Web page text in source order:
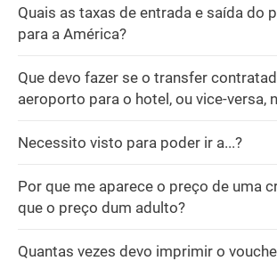
Quais as taxas de entrada e saída do
para a América?
Que devo fazer se o transfer
aeroporto para o hotel, ou vice-versa,
Necessito visto para poder ir a...?
Por que me aparece o preço de uma
que o preço dum adulto?
Quantas vezes devo imprimir o